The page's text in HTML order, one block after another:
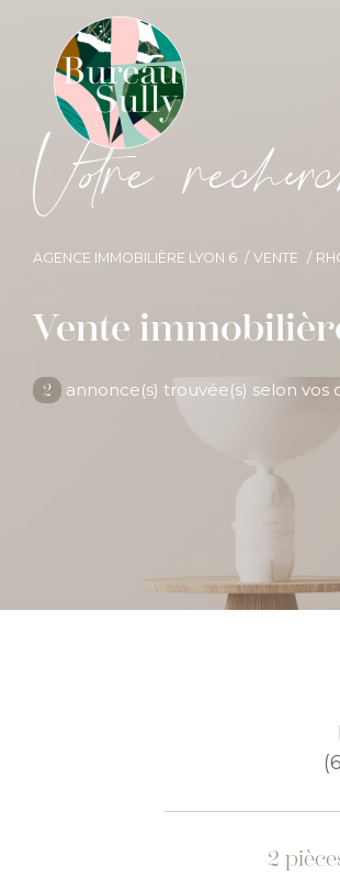
Vore rece
AGENCE IMMOBILIÈRE LYON 6 VENTE
Vente
2 annonce(s) trouvée(s) selon vos
2